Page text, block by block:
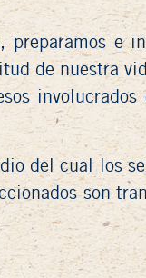
e
de nuestra
del cual los
son